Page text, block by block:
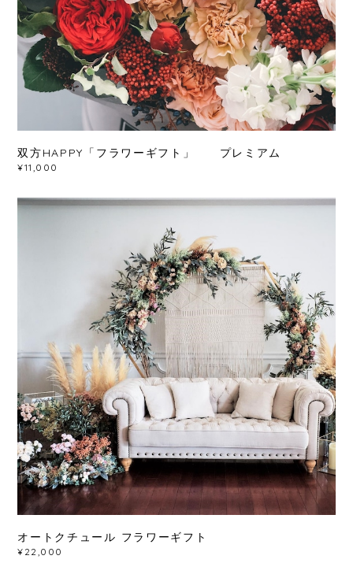
双方HAPPY「フラワーギフト」 プレミアム
¥11,000
オートクチュール フラワーギフト
¥22,000